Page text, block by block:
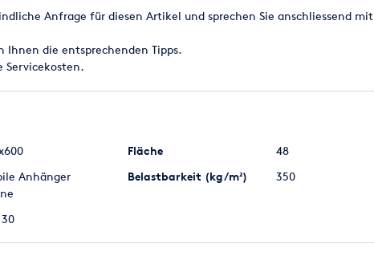
Anfrage für diesen Artikel und sprechen Sie anschliessend mit
Ihnen die entsprechenden Tipps.
Servicekosten.
Fläche
48
Anhänger
Belastbarkeit (kg/m²) 350